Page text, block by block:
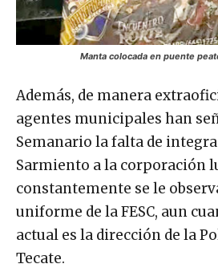
Manta colocada en puente
Además, de manera
agentes municipales han
Semanario la falta de
Sarmiento a la corporación
constantemente se le
uniforme de la FESC, aun
actual es la dirección de la
Tecate.